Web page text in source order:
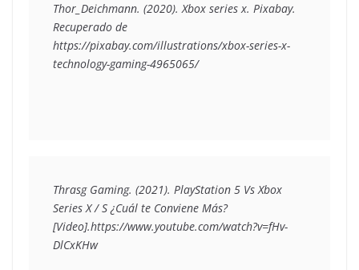
Thor_Deichmann. (2020). Xbox series x. Pixabay.
Recuperado de
https://pixabay.com/illustrations/xbox-series-x-
technology-gaming-4965065/
Thrasg Gaming. (2021). PlayStation 5 Vs Xbox
Series X / S ¿Cuál te Conviene Más?
[Video].https://www.youtube.com/watch?v=fHv-
DlCxKHw